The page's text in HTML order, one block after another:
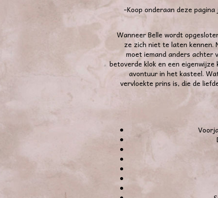
-Koop onderaan deze
Wanneer Belle wordt
ze zich niet te laten kennen.
moet iemand anders achter
betoverde klok en een
avontuur in het kasteel.
vervloekte prins is, die de